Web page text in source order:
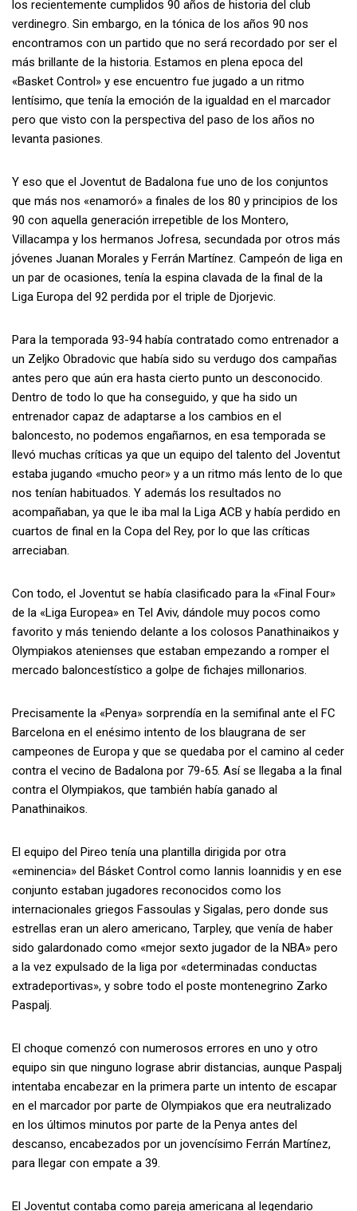
los recientemente cumplidos 90 años de historia del club
verdinegro. Sin embargo, en la tónica de los años 90 nos
encontramos con un partido que no será recordado por ser el
más brillante de la historia. Estamos en plena epoca del
«Basket Control» y ese encuentro fue jugado a un ritmo
lentísimo, que tenía la emoción de la igualdad en el marcador
pero que visto con la perspectiva del paso de los años no
levanta pasiones.
Y eso que el Joventut de Badalona fue uno de los conjuntos
que más nos «enamoró» a finales de los 80 y principios de los
90 con aquella generación irrepetible de los Montero,
Villacampa y los hermanos Jofresa, secundada por otros más
jóvenes Juanan Morales y Ferrán Martínez. Campeón de liga en
un par de ocasiones, tenía la espina clavada de la final de la
Liga Europa del 92 perdida por el triple de Djorjevic.
Para la temporada 93-94 había contratado como entrenador a
un Zeljko Obradovic que había sido su verdugo dos campañas
antes pero que aún era hasta cierto punto un desconocido.
Dentro de todo lo que ha conseguido, y que ha sido un
entrenador capaz de adaptarse a los cambios en el
baloncesto, no podemos engañarnos, en esa temporada se
llevó muchas críticas ya que un equipo del talento del Joventut
estaba jugando «mucho peor» y a un ritmo más lento de lo que
nos tenían habituados. Y además los resultados no
acompañaban, ya que le iba mal la Liga ACB y había perdido en
cuartos de final en la Copa del Rey, por lo que las críticas
arreciaban.
Con todo, el Joventut se había clasificado para la «Final Four»
de la «Liga Europea» en Tel Aviv, dándole muy pocos como
favorito y más teniendo delante a los colosos Panathinaikos y
Olympiakos atenienses que estaban empezando a romper el
mercado baloncestístico a golpe de fichajes millonarios.
Precisamente la «Penya» sorprendía en la semifinal ante el FC
Barcelona en el enésimo intento de los blaugrana de ser
campeones de Europa y que se quedaba por el camino al ceder
contra el vecino de Badalona por 79-65. Así se llegaba a la final
contra el Olympiakos, que también había ganado al
Panathinaikos.
El equipo del Pireo tenía una plantilla dirigida por otra
«eminencia» del Básket Control como Iannis Ioannidis y en ese
conjunto estaban jugadores reconocidos como los
internacionales griegos Fassoulas y Sigalas, pero donde sus
estrellas eran un alero americano, Tarpley, que venía de haber
sido galardonado como «mejor sexto jugador de la NBA» pero
a la vez expulsado de la liga por «determinadas conductas
extradeportivas», y sobre todo el poste montenegrino Zarko
Paspalj.
El choque comenzó con numerosos errores en uno y otro
equipo sin que ninguno lograse abrir distancias, aunque Paspalj
intentaba encabezar en la primera parte un intento de escapar
en el marcador por parte de Olympiakos que era neutralizado
en los últimos minutos por parte de la Penya antes del
descanso, encabezados por un jovencísimo Ferrán Martínez,
para llegar con empate a 39.
El Joventut contaba como pareja americana al legendario